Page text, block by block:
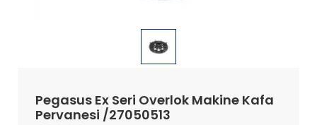
Pegasus Ex Seri Overlok Makine Kafa
Pervanesi /27050513